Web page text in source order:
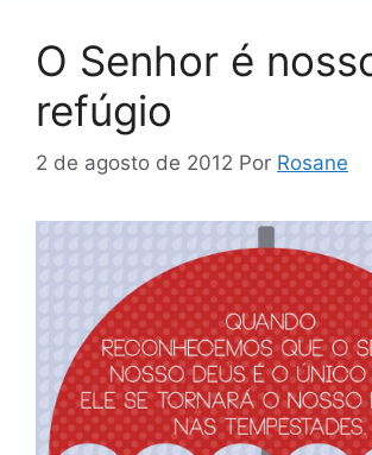
O Senhor é
refúgio
2 de agosto de 2012 Por Rosane